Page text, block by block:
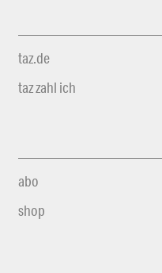
taz.de
taz zahl ich
abo
shop